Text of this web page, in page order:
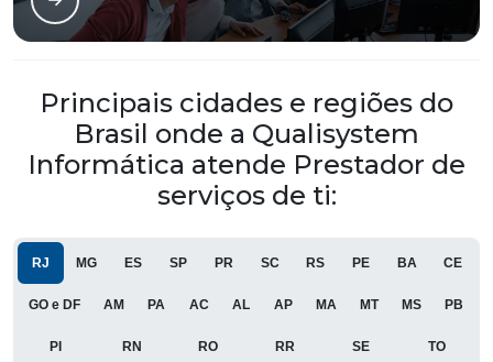
Principais cidades e regiões do
Brasil onde a Qualisystem
Informática atende Prestador de
serviços de ti:
RJ MG ES SP PR SC RS PE BA CE
GO e DF AM PA AC AL AP MA MT MS PB
PI RN RO RR SE TO